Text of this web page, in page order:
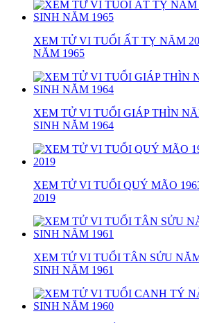
XEM TỬ VI TUỔI ẤT TỴ NĂM
NĂM 1965
XEM TỬ VI TUỔI GIÁP THÌN
SINH NĂM 1964
XEM TỬ VI TUỔI QUÝ MÃO
2019
XEM TỬ VI TUỔI TÂN SỬU
SINH NĂM 1961